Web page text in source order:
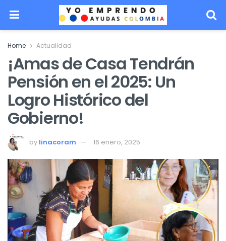
Home Actualidad
¡Amas de Casa Tendrán
Pensión en el 2025: Un
Logro Histórico del
Gobierno!
by linacoram 16 enero, 2025